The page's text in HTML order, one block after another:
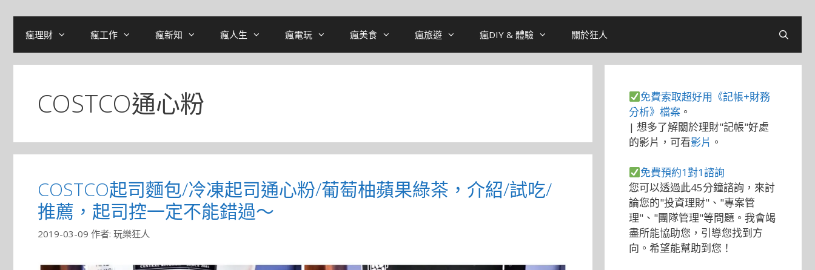
瘋理財 瘋工作 瘋新知 瘋人生 瘋電玩 瘋美食 瘋旅遊 瘋DIY & 體驗 關於狂人
COSTCO通心粉
COSTCO起司麵包/冷凍起司通心粉/葡萄柚蘋果綠茶，介紹/試吃/
推薦，起司控一定不能錯過～
2019-03-09 作者: 玩樂狂人
免費索取超好用《記帳+財務
分析》檔案 。
| 想多了解關於理財"記帳"好處
的影片，可看影片 。
免費預約1對1諮詢
您可以透過此45分鐘諮詢，來討
論您的"投資理財"、"專案管
理"、"團隊管理"等問題。我會竭
盡所能協助您，引導您找到方
向。希望能幫助到您！